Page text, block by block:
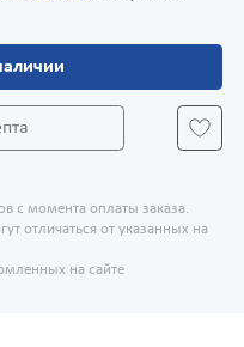
с момента оплаты заказа.
отличаться от указанных на
на сайте